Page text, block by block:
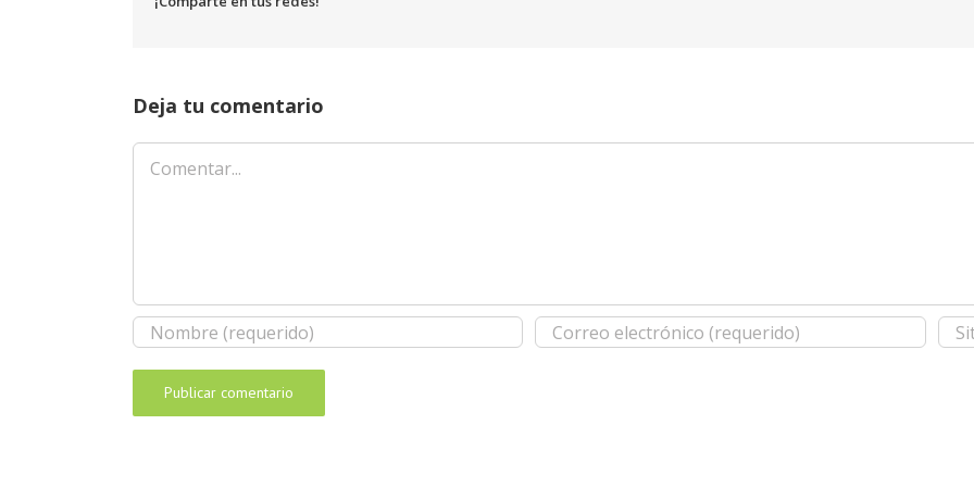
Deja tu comentario
Comentar